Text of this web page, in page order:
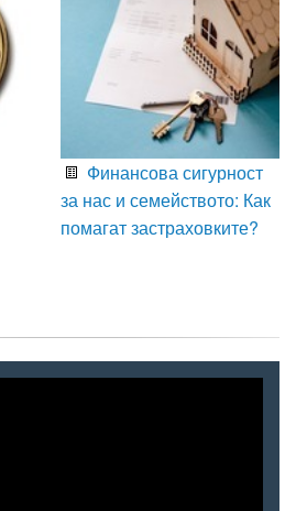
Финансова сигурност
за нас и семейството: Как
помагат застраховките?